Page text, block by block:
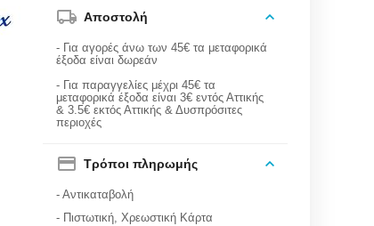
Αποστολή
- Για αγορές άνω των 45€ τα μεταφορικά
έξοδα είναι δωρεάν
- Για παραγγελίες μέχρι 45€ τα
μεταφορικά έξοδα είναι 3€ εντός Αττικής
& 3.5€ εκτός Αττικής & Δυσπρόσιτες
περιοχές
Τρόποι πληρωμής
- Αντικαταβολή
- Πιστωτική, Χρεωστική Κάρτα